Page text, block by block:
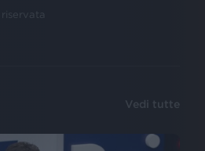
Vedi tutte